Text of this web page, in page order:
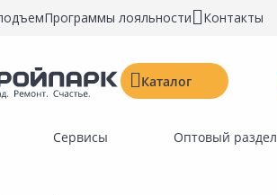
Программы лояльности Контакты
Каталог
материалыСервисы Оптовый раздел